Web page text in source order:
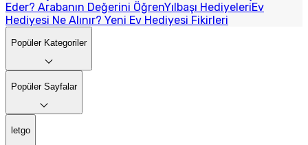
Eder? Arabanın Değerini ÖğrenYılbaşı HediyeleriEv
Hediyesi Ne Alınır? Yeni Ev Hediyesi Fikirleri
Popüler Kategoriler
Popüler Sayfalar
letgo